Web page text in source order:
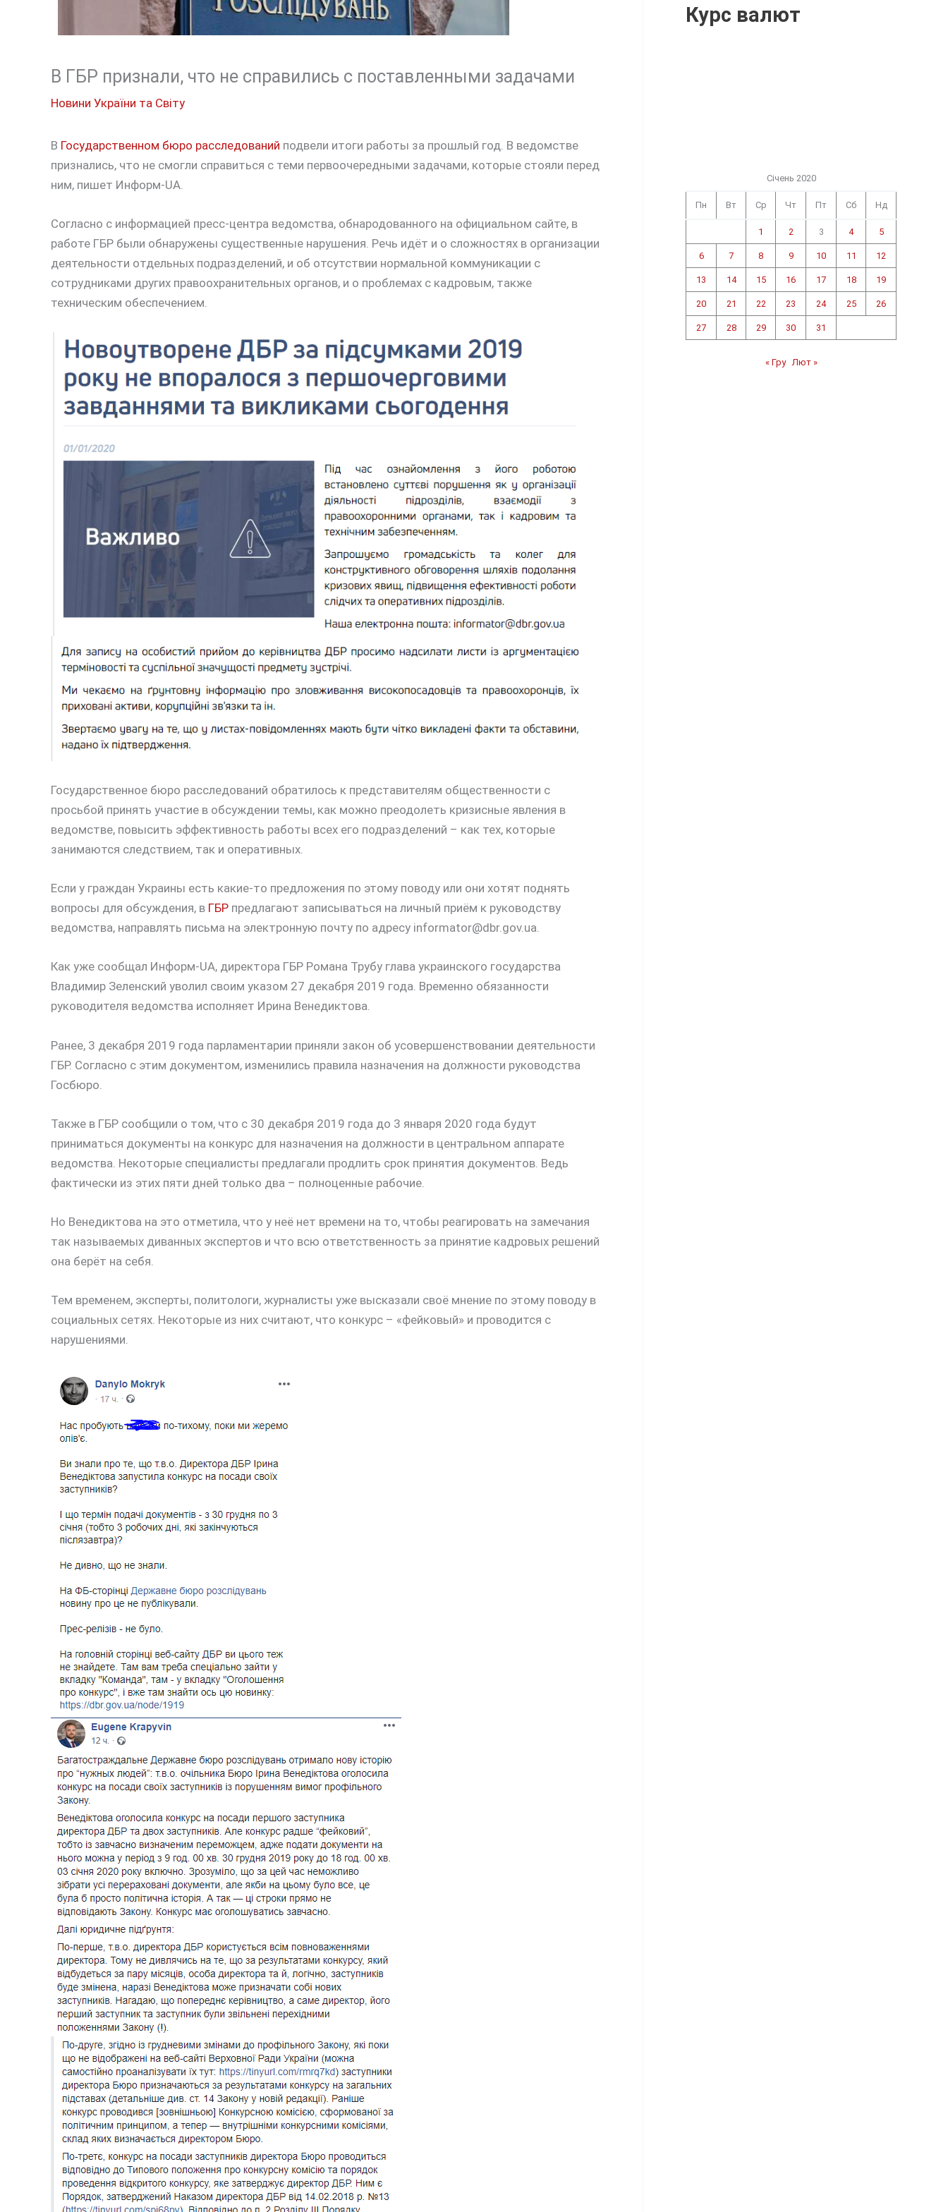
В ГБР признали, что не справились с поставленными задачами
Новини України та Світу
В Государственном бюро расследований подвели итоги работы за прошлый год. В ведомстве
признались, что не смогли справиться с теми первоочередными задачами, которые стояли перед
ним, пишет Информ-UA.
Согласно с информацией пресс-центра ведомства, обнародованного на официальном сайте, в
работе ГБР были обнаружены существенные нарушения. Речь идёт и о сложностях в организации
деятельности отдельных подразделений, и об отсутствии нормальной коммуникации с
сотрудниками других правоохранительных органов, и о проблемах с кадровым, также
техническим обеспечением.
Государственное бюро расследований обратилось к представителям общественности с
просьбой принять участие в обсуждении темы, как можно преодолеть кризисные явления в
ведомстве, повысить эффективность работы всех его подразделений – как тех, которые
занимаются следствием, так и оперативных.
Если у граждан Украины есть какие-то предложения по этому поводу или они хотят поднять
вопросы для обсуждения, в ГБР предлагают записываться на личный приём к руководству
ведомства, направлять письма на электронную почту по адресу informator@dbr.gov.ua.
Как уже сообщал Информ-UA, директора ГБР Романа Трубу глава украинского государства
Владимир Зеленский уволил своим указом 27 декабря 2019 года. Временно обязанности
руководителя ведомства исполняет Ирина Венедиктова.
Ранее, 3 декабря 2019 года парламентарии приняли закон об усовершенствовании деятельности
ГБР. Согласно с этим документом, изменились правила назначения на должности руководства
Госбюро.
Также в ГБР сообщили о том, что с 30 декабря 2019 года до 3 января 2020 года будут
приниматься документы на конкурс для назначения на должности в центральном аппарате
ведомства. Некоторые специалисты предлагали продлить срок принятия документов. Ведь
фактически из этих пяти дней только два – полноценные рабочие.
Но Венедиктова на это отметила, что у неё нет времени на то, чтобы реагировать на замечания
так называемых диванных экспертов и что всю ответственность за принятие кадровых решений
она берёт на себя.
Тем временем, эксперты, политологи, журналисты уже высказали своё мнение по этому поводу в
социальных сетях. Некоторые из них считают, что конкурс – «фейковый» и проводится с
нарушениями.
Курс валют
Січень 2020
Пн Вт Ср Чт Пт Сб Нд
1 2 3 4 5
6 7 8 9 10 11 12
13 14 15 16 17 18 19
20 21 22 23 24 25 26
27 28 29 30 31
« Гру Лют »